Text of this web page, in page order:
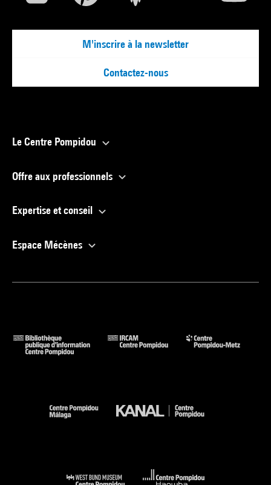
M'inscrire à la newsletter
Contactez-nous
Le Centre Pompidou
Offre aux professionnels
Expertise et conseil
Espace Mécènes